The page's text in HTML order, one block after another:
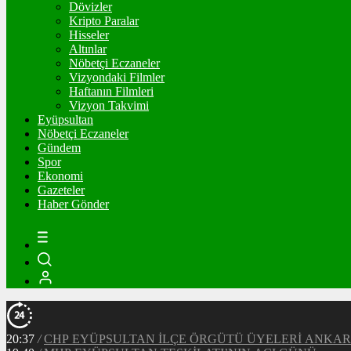
Dövizler
Kripto Paralar
Hisseler
Altınlar
Nöbetçi Eczaneler
Vizyondaki Filmler
Haftanın Filmleri
Vizyon Takvimi
Eyüpsultan
Nöbetçi Eczaneler
Gündem
Spor
Ekonomi
Gazeteler
Haber Gönder
20:37 / CHP EYÜPSULTAN İLÇE ÖRGÜTÜ ÜYELERİ